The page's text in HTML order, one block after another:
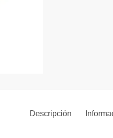
Descripción